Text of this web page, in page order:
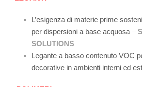
L’esigenza di materie prime
per dispersioni a base acquosa –
SOLUTIONS
Legante a basso contenuto VOC
decorative in ambienti interni ed